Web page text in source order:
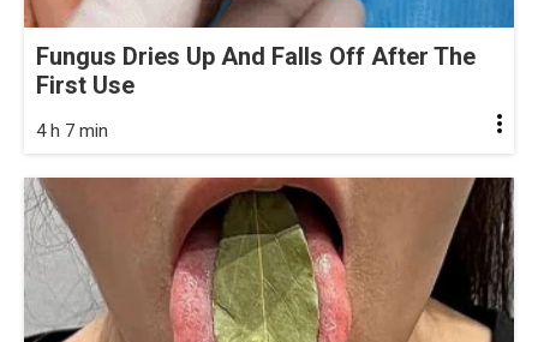
Fungus Dries Up And Falls Off After The
First Use
4 h 7 min